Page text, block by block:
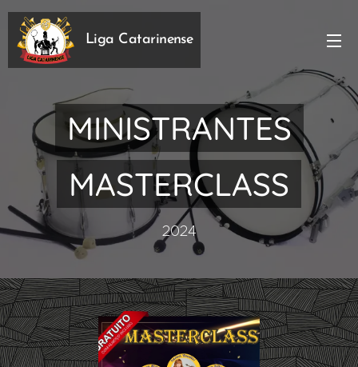
Liga Catarinense
MINISTRANTES
MASTERCLASS
2024